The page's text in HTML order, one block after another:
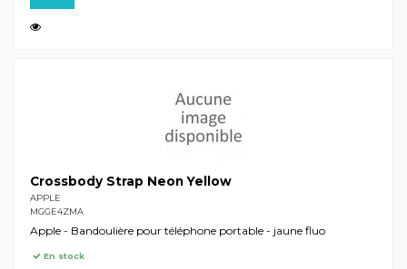
Crossbody Strap Neon Yellow
APPLE
MGGE4ZMA
Apple - Bandoulière pour téléphone portable - jaune fluo
En stock